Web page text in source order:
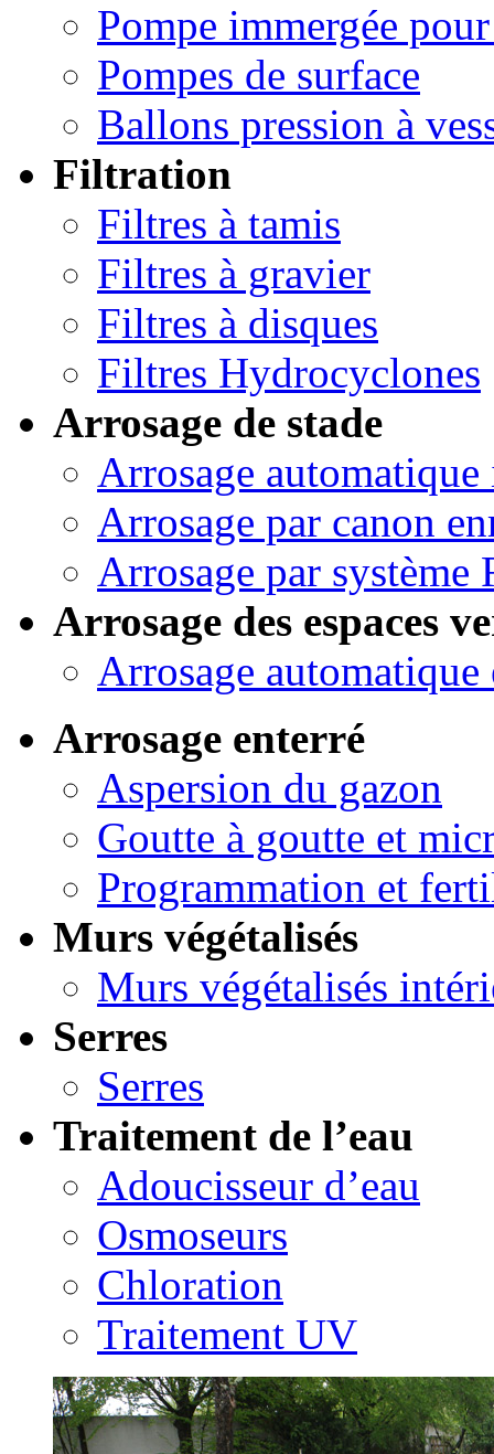
Pompe immergée
Pompes de surface
Ballons pression à
Filtration
Filtres à tamis
Filtres à gravier
Filtres à disques
Filtres Hydrocyclones
Arrosage de stade
Arrosage automatique
Arrosage par canon
Arrosage par système
Arrosage des espaces
Arrosage automatique
Arrosage enterré
Aspersion du gazon
Goutte à goutte et
Programmation et
Murs végétalisés
Murs végétalisés
Serres
Serres
Traitement de l’eau
Adoucisseur d’eau
Osmoseurs
Chloration
Traitement UV